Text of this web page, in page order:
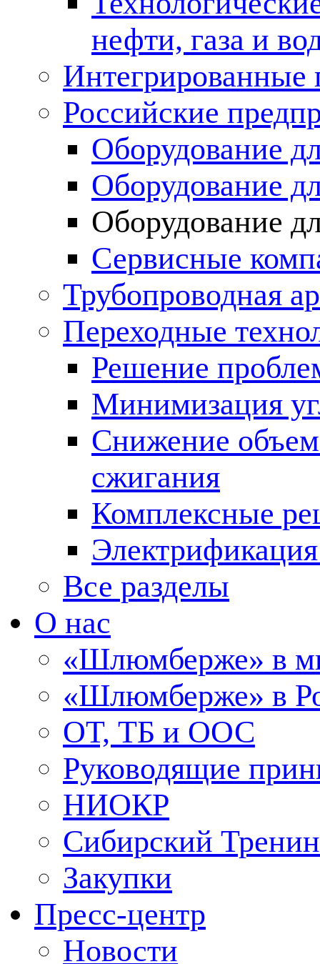
нефти, газа и
Российские
Оборудование
Оборудование
Оборудование
Сервисные
Трубопроводная
Переходные
Решение
Минимизация
Снижение
сжигания
Комплексные
Все разделы
О нас
«Шлюмберже» в
«Шлюмберже» в
ОТ, ТБ и ООС
Руководящие
НИОКР
Сибирский
Закупки
Пресс-центр
Новости